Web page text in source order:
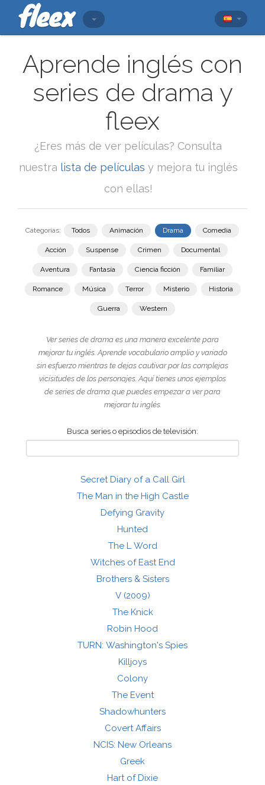
Aprende inglés con
series de drama y
fleex
¿Eres más de ver películas? Consulta
nuestra lista de películas y mejora tu inglés
con ellas!
Categorías: Todos Animación Drama Comedia
Acción Suspense Crimen Documental
Aventura Fantasía Ciencia ficción Familiar
Romance Música Terror Misterio Historia
Guerra Western
Ver series de drama es una manera excelente para
mejorar tu inglés. Aprende vocabulario amplio y variado
sin esfuerzo mientras te dejas cautivar por las complejas
vicisitudes de los personajes. Aquí tienes unos ejemplos
de series de drama que puedes empezar a ver para
mejorar tu inglés.
Busca series o episodios de televisión:
Secret Diary of a Call Girl
The Man in the High Castle
Defying Gravity
Hunted
The L Word
Witches of East End
Brothers & Sisters
V (2009)
The Knick
Robin Hood
TURN: Washington's Spies
Killjoys
Colony
The Event
Shadowhunters
Covert Affairs
NCIS: New Orleans
Greek
Hart of Dixie